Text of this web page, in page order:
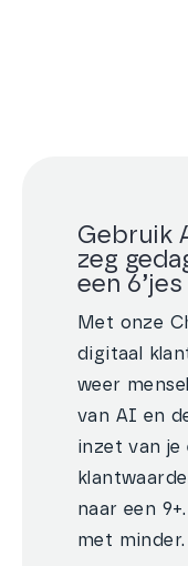
Gebruik
zeg
een
Met onze
digitaal
weer
van AI en
inzet van je
naar een
met minder.